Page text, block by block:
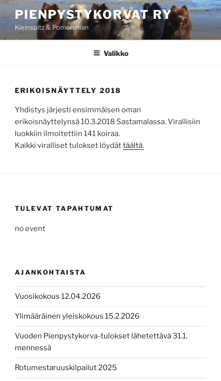
Siirry
sisältöönPIENPYSTYKORVAT RY
Kleinspitz & Pomeranian
Valikko
ERIKOISNÄYTTELY 2018
Yhdistys järjesti ensimmäisen oman
erikoisnäyttelynsä 10.3.2018 Sastamalassa. Virallisiin
luokkiin ilmoitettiin 141 koiraa.
Kaikki viralliset tulokset löydättäältä.
TULEVAT TAPAHTUMAT
no event
AJANKOHTAISTA
Vuosikokous 12.04.2026
Ylimääräinen yleiskokous 15.2.2026
Vuoden Pienpystykorva-tulokset lähetettävä 31.1.
mennessä
Rotumestaruuskilpailut 2025